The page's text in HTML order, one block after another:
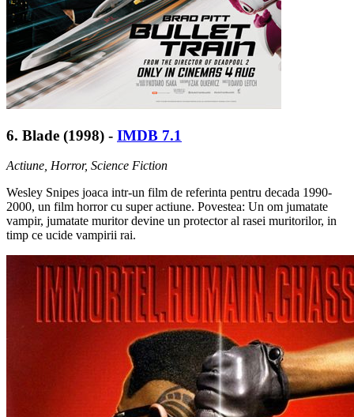
6. Blade (1998) - IMDB 7.1
Actiune, Horror, Science Fiction
Wesley Snipes joaca intr-un film de referinta pentru decada 1990-
2000, un film horror cu super actiune. Povestea: Un om jumatate
vampir, jumatate muritor devine un protector al rasei muritorilor, in
timp ce ucide vampirii rai.